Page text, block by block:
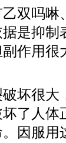
双吗啉
是抑制
作用很
很大
了人体
因服用